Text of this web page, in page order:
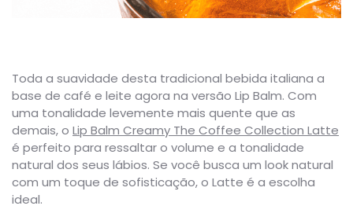
Toda a suavidade desta tradicional bebida italiana a
base de café e leite agora na versão Lip Balm. Com
uma tonalidade levemente mais quente que as
demais, o Lip Balm Creamy The Coffee Collection Latte
é perfeito para ressaltar o volume e a tonalidade
natural dos seus lábios. Se você busca um look natural
com um toque de sofisticação, o Latte é a escolha
ideal.